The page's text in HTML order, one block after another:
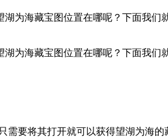
为海藏宝图位置在哪呢？下面我们
湖为海藏宝图位置在哪呢？下面我们
需要将其打开就可以获得望湖为海